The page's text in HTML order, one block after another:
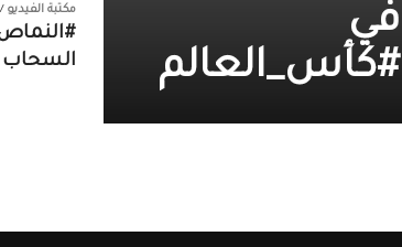
في
#كأس_العالم
مكتبة الفيديو / 28 ربيع الثاني 1446
السحاب